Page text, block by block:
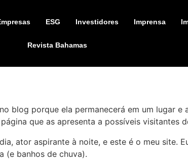
ESG Investidores Imprensa
Revista Bahamas
blog porque ela permanecerá em um lugar e
que as apresenta a possíveis visitantes
ator aspirante à noite, e este é o meu site.
(e banhos de chuva).